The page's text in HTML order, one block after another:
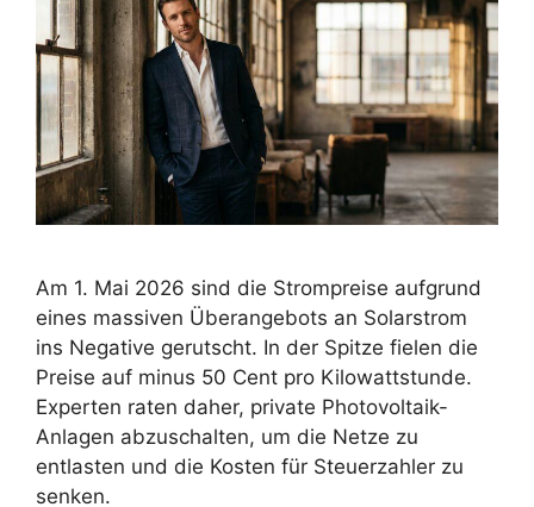
Am 1. Mai 2026 sind die Strompreise aufgrund
eines massiven Überangebots an Solarstrom
ins Negative gerutscht. In der Spitze fielen die
Preise auf minus 50 Cent pro Kilowattstunde.
Experten raten daher, private Photovoltaik-
Anlagen abzuschalten, um die Netze zu
entlasten und die Kosten für Steuerzahler zu
senken.